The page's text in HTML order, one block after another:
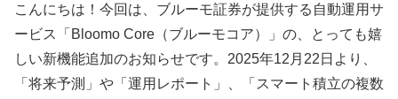
こんにちは！今回は、ブルーモ証券が提供する自動運用サ
ービス「Bloomo Core（ブルーモコア）」の、とっても嬉
しい新機能追加のお知らせです。2025年12月22日より、
「将来予測」や「運用レポート」、「スマート積立の複数